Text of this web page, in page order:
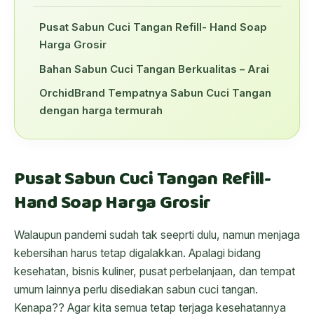
Pusat Sabun Cuci Tangan Refill- Hand Soap
Harga Grosir
Bahan Sabun Cuci Tangan Berkualitas – Arai
OrchidBrand Tempatnya Sabun Cuci Tangan
dengan harga termurah
Pusat Sabun Cuci Tangan Refill-
Hand Soap Harga Grosir
Walaupun pandemi sudah tak seeprti dulu, namun menjaga
kebersihan harus tetap digalakkan. Apalagi bidang
kesehatan, bisnis kuliner, pusat perbelanjaan, dan tempat
umum lainnya perlu disediakan sabun cuci tangan.
Kenapa?? Agar kita semua tetap terjaga kesehatannya